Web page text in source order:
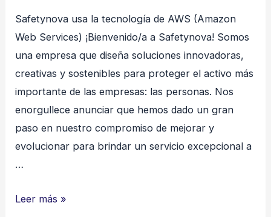
Safetynova usa la tecnología de AWS (Amazon
Web Services) ¡Bienvenido/a a Safetynova! Somos
una empresa que diseña soluciones innovadoras,
creativas y sostenibles para proteger el activo más
importante de las empresas: las personas. Nos
enorgullece anunciar que hemos dado un gran
paso en nuestro compromiso de mejorar y
evolucionar para brindar un servicio excepcional a
…
Safetynova
Leer más »